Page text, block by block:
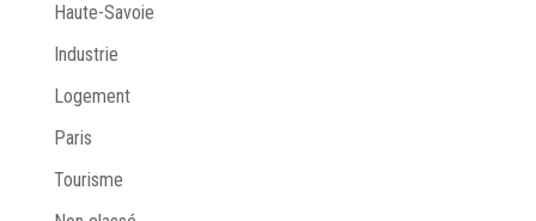
Haute-Savoie
Industrie
Logement
Paris
Tourisme